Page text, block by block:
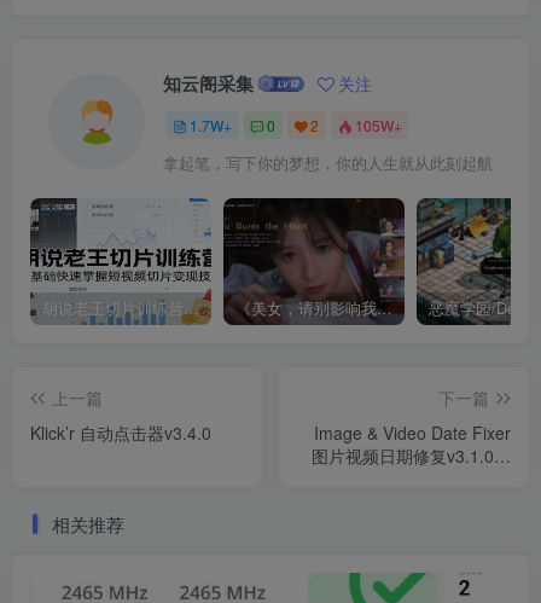
知云阁采集 关注
1.7W+ 0 2 105W+
拿起笔，写下你的梦想，你的人生就从此刻起航
胡说老王切片训练营，零基础快速掌握短视频切片变现技巧 《美女，请别影响我成仙全球版》中文版
上一篇
Klick’r 自动点击器v3.4.0
下一篇
Image & Video Date Fixer
图片视频日期修复v3.1.0高
相关推荐